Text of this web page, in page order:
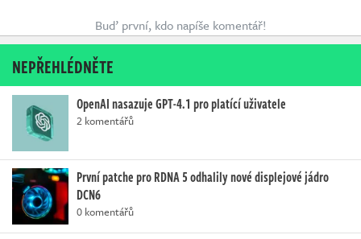
Buď první, kdo napíše komentář!
NEPŘEHLÉDNĚTE
OpenAI nasazuje GPT-4.1 pro platící uživatele
2 komentářů
První patche pro RDNA 5 odhalily nové displejové jádro
DCN6
0 komentářů